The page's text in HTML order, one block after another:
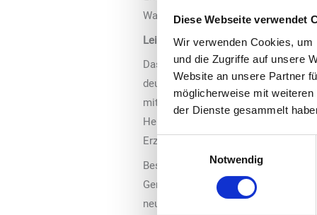
Diese Webseite verwendet
Wir verwenden Cookies,
und die Zugriffe auf unsere
Website an unsere Partner
möglicherweise mit
der Dienste gesammelt
Einwilligungsauswahl
Notwendig
Wasserstoff-Regelwerks einen
Leichtere Genehmigungsverfahren,
Das politische, wirtschaftliche und
deutlich gestiegen. Allerdings wird
mit 41 von 100 Punkten als eher
Herausforderung für den
Erzeugungskapazitäten.
Besondere Bedeutung kommt in
Genehmigungsverfahren zu,
neuen Deutschlandtempos den